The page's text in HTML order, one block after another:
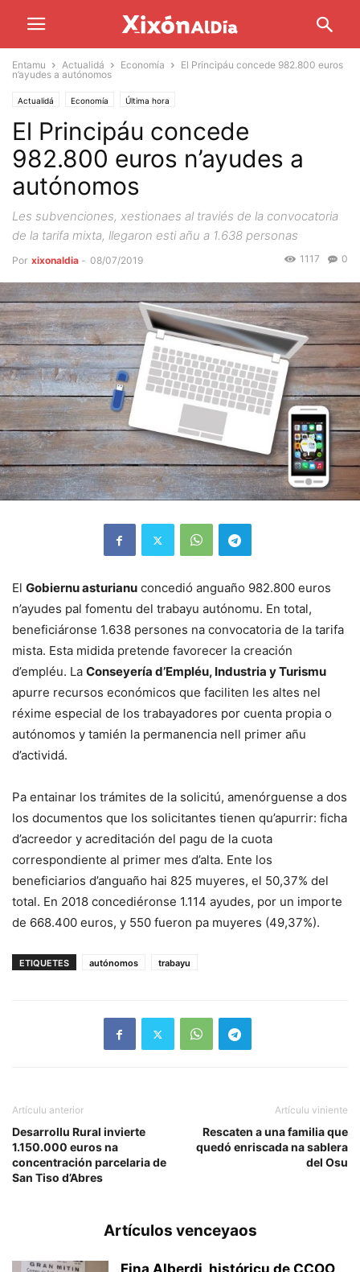
Entamu Actualidá Economía
El Principáu concede 982.800 euros
n’ayudes a autónomos
Actualidá Economía Última hora
El Principáu concede
982.800 euros n’ayudes a
autónomos
Les subvenciones, xestionaes al traviés de la convocatoria
de la tarifa mixta, llegaron esti añu a 1.638 personas
Por xixonaldia - 08/07/2019 0
1117
El Gobiernu asturianu concedió anguaño 982.800 euros
n’ayudes pal fomentu del trabayu autónomu. En total,
beneficiáronse 1.638 persones na convocatoria de la tarifa
mista. Esta midida pretende favorecer la creación
d’empléu. La Conseyería d’Empléu, Industria y Turismu
apurre recursos económicos que faciliten les altes nel
réxime especial de los trabayadores por cuenta propia o
autónomos y tamién la permanencia nell primer añu
d’actividá.
Pa entainar los trámites de la solicitú, amenórguense a dos
los documentos que los solicitantes tienen qu’apurrir: ficha
d’acreedor y acreditación del pagu de la cuota
correspondiente al primer mes d’alta. Ente los
beneficiarios d’anguaño hai 825 muyeres, el 50,37% del
total. En 2018 concediéronse 1.114 ayudes, por un importe
de 668.400 euros, y 550 fueron pa muyeres (49,37%).
ETIQUETES autónomos trabayu
Artículu anterior
Desarrollu Rural invierte
1.150.000 euros na
concentración parcelaria de
San Tiso d’Abres
Artículu viniente
Rescaten a una familia que
quedó enriscada na sablera
del Osu
Artículos venceyaos